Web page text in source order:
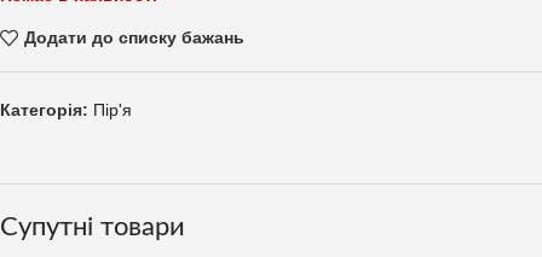
Додати до списку бажань
Категорія: Пір'я
Супутні товари